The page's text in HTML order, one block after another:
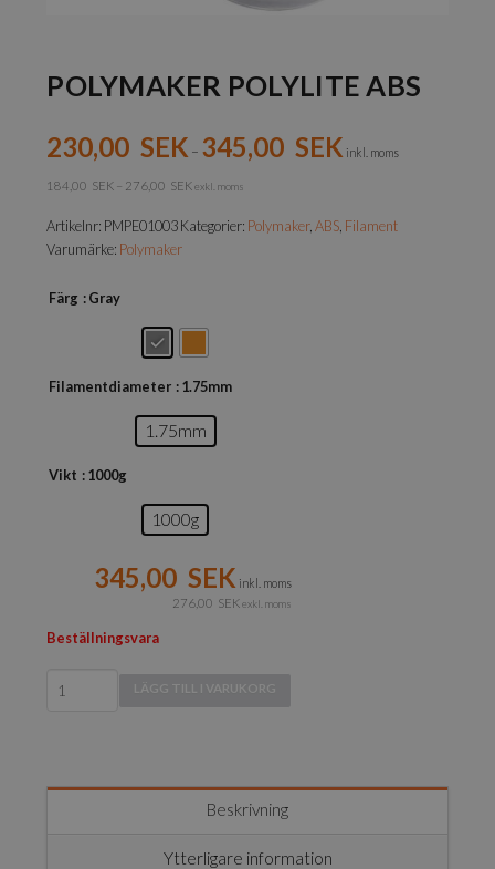
POLYMAKER POLYLITE ABS
230,00 SEK – 345,00 SEK inkl. moms
184,00 SEK – 276,00 SEK exkl. moms
Artikelnr: PMPE01003Kategorier: Polymaker,ABS Filament
Varumärke: Polymaker
Färg : Gray
Filamentdiameter : 1.75mm
1.75mm
Vikt : 1000g
1000g
345,00 SEK inkl. moms
276,00 SEK exkl. moms
Beställningsvara
PolyLite
LÄGG TILL I VARUKORG
Beskrivning
Ytterligare information